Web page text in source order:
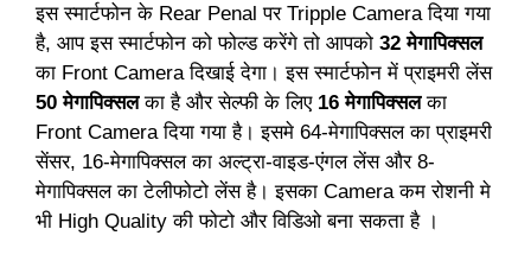
इस स्मार्टफोन के Rear Penal पर Tripple Camera दिया गया
है, आप इस स्मार्टफोन को फोल्ड करेंगे तो आपको 32 मेगापिक्सल
का Front Camera दिखाई देगा। इस स्मार्टफोन में प्राइमरी लेंस
50 मेगापिक्सलका है और सेल्फी के लिए 16 मेगापिक्सलका
Front Camera दिया गया है। इसमे 64-मेगापिक्सल का प्राइमरी
सेंसर, 16-मेगापिक्सल का अल्ट्रा-वाइड-एंगल लेंस और 8-
मेगापिक्सल का टेलीफोटो लेंस है। इसका Camera कम रोशनी मे
भी High Quality की फोटो और विडिओ बना सकता है ।